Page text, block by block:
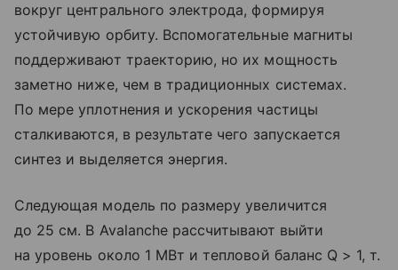
вокруг центрального электрода, формируя
устойчивую орбиту. Вспомогательные магниты
поддерживают траекторию, но их мощность
заметно ниже, чем в традиционных системах.
По мере уплотнения и ускорения частицы
сталкиваются, в результате чего запускается
синтез и выделяется энергия.
Следующая модель по размеру увеличится
до 25 см. В Avalanche рассчитывают выйти
на уровень около 1 МВт и тепловой баланс Q > 1, т.